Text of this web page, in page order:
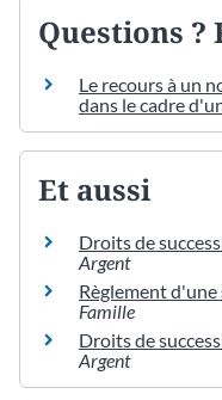
Questions ?
Le recours à un
dans le cadre
Et aussi
Droits de
Argent
Règlement d'une
Famille
Droits de
Argent